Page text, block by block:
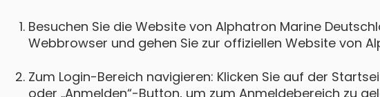
Besuchen Sie die Website von Alphatron Marine
Webbrowser und gehen Sie zur offiziellen Website von
Zum Login-Bereich navigieren: Klicken Sie auf der
oder „Anmelden“-Button, um zum Anmeldebereich zu